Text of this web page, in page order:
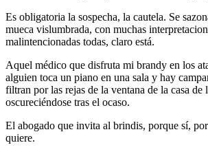
Es obligatoria la sospecha, la cautela. Se
mueca vislumbrada, con muchas
malintencionadas todas, claro está.
Aquel médico que disfruta mi brandy en los
alguien toca un piano en una sala y hay
filtran por las rejas de la ventana de la casa de
oscureciéndose tras el ocaso.
El abogado que invita al brindis, porque sí,
quiere.